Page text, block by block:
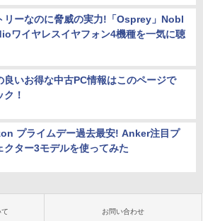
リーなのに脅威の実力!「Osprey」Nobl
ワイヤレスイヤフォン4機種を一気に聴
良いお得な中古PC情報はこのページで
ク！
プライムデー過去最安! Anker注目プ
クター3モデルを使ってみた
お問い合わせ